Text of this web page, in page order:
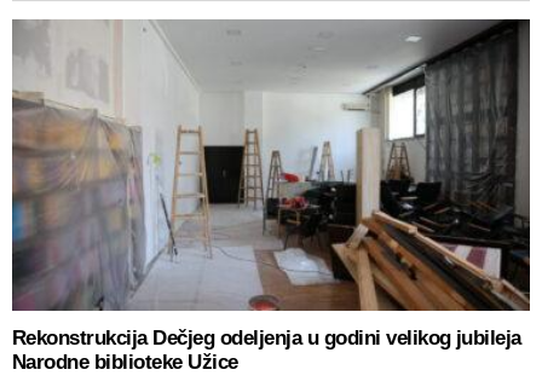
Rekonstrukcija Dečjeg odeljenja u godini velikog jubileja
Narodne biblioteke Užice